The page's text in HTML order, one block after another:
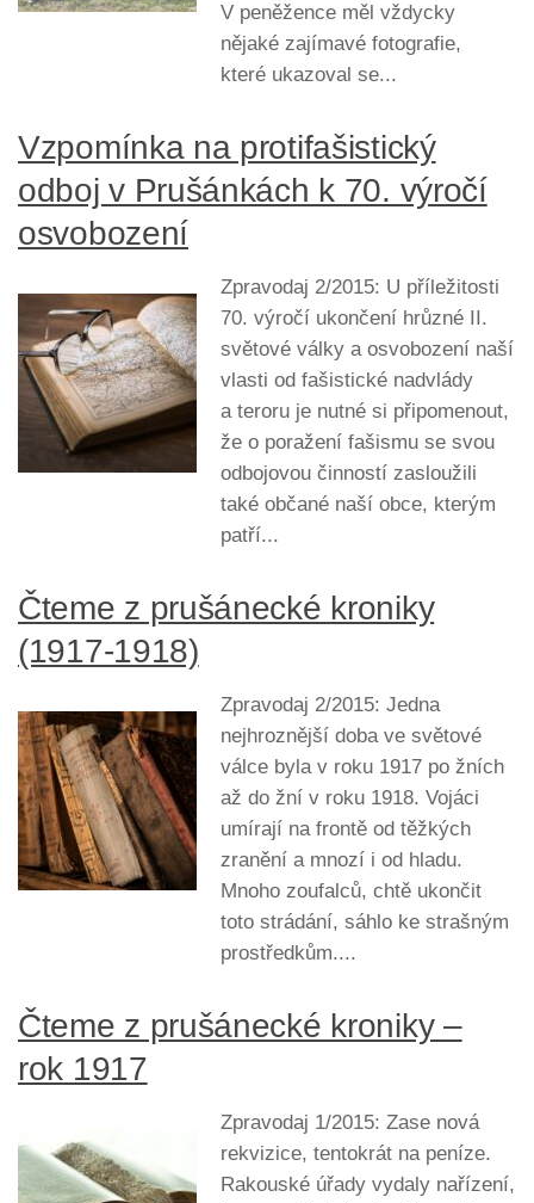
V peněžence měl vždycky
nějaké zajímavé fotografie,
které ukazoval se...
Vzpomínka na protifašistický
odboj v Prušánkách k 70. výročí
osvobození
Zpravodaj 2/2015: U příležitosti
70. výročí ukončení hrůzné II.
světové války a osvobození naší
vlasti od fašistické nadvlády
a teroru je nutné si připomenout,
že o poražení fašismu se svou
odbojovou činností zasloužili
také občané naší obce, kterým
patří...
Čteme z prušánecké kroniky
(1917-1918)
Zpravodaj 2/2015: Jedna
nejhroznější doba ve světové
válce byla v roku 1917 po žních
až do žní v roku 1918. Vojáci
umírají na frontě od těžkých
zranění a mnozí i od hladu.
Mnoho zoufalců, chtě ukončit
toto strádání, sáhlo ke strašným
prostředkům....
Čteme z prušánecké kroniky –
rok 1917
Zpravodaj 1/2015: Zase nová
rekvizice, tentokrát na peníze.
Rakouské úřady vydaly nařízení,